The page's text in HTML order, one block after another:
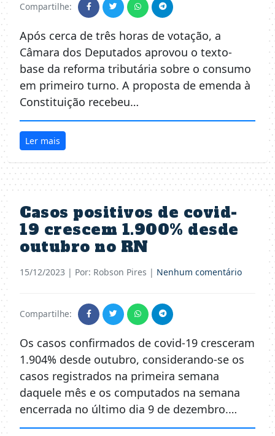
Compartilhe:
Após cerca de três horas de votação, a
Câmara dos Deputados aprovou o texto-
base da reforma tributária sobre o consumo
em primeiro turno. A proposta de emenda à
Constituição recebeu…
Ler mais
Casos positivos de covid-
19 crescem 1.900% desde
outubro no RN
15/12/2023 | Por: Robson Pires | Nenhum comentário
Compartilhe:
Os casos confirmados de covid-19 cresceram
1.904% desde outubro, considerando-se os
casos registrados na primeira semana
daquele mês e os computados na semana
encerrada no último dia 9 de dezembro.…